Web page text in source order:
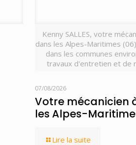
Kenny SALLES, votre
dans les Alpes-Maritimes
dans les communes
travaux d'entretien et de
07/08/2026
Votre mécanicien
les Alpes-
Lire la suite